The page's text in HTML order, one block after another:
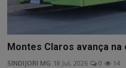
Montes Claros avança
SINDIJORI MG 18 Jul, 2026 0 14